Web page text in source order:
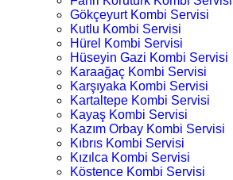
Gökçeyurt Kombi Servisi
Kutlu Kombi Servisi
Hürel Kombi Servisi
Hüseyin Gazi Kombi Servisi
Karaağaç Kombi Servisi
Karşıyaka Kombi Servisi
Kartaltepe Kombi Servisi
Kayaş Kombi Servisi
Kazım Orbay Kombi Servisi
Kıbrıs Kombi Servisi
Kızılca Kombi Servisi
Köstence Kombi Servisi